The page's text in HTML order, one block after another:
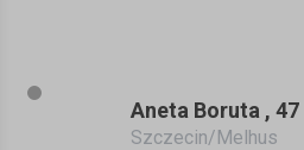
Aneta Boruta , 47 l
Szczecin/Melhus